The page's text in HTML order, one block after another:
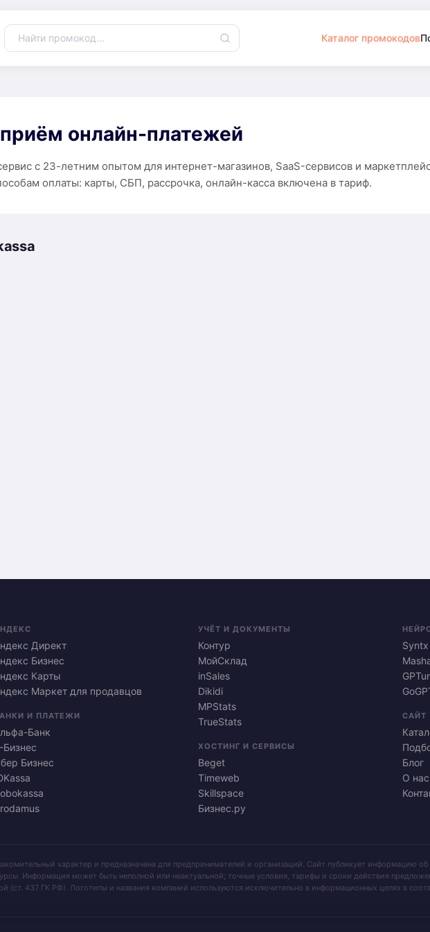
Каталог промокодов
онлайн-платежей
с 23-летним опытом для интернет-магазинов, SaaS-сервисов и
оплаты: карты, СБП, рассрочка, онлайн-касса включена в тариф.
Директ
Бизнес
Карты
Маркет для продавцов
И ПЛАТЕЖИ
Банк
Бизнес
Бизнес
УЧЁТ И ДОКУМЕНТЫ
Контур
МойСклад
inSales
Dikidi
MPStats
TrueStats
ХОСТИНГ И СЕРВИСЫ
Beget
Timeweb
Skillspace
Бизнес.ру
Syntx
САЙТ
Блог
О нас
характер и предназначена для предпринимателей и организаций. Сайт публикует информацию
Информация может быть неполной или неактуальной; точные условия, тарифы и сроки действия
(ст. 437 ГК РФ). Логотипы и названия компаний используются исключительно в информационных целях в